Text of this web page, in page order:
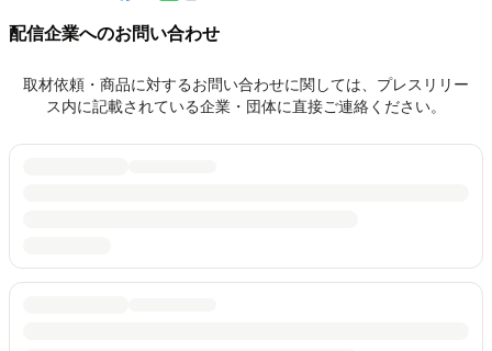
配信企業へのお問い合わせ
取材依頼・商品に対するお問い合わせに関しては、プレスリリー
ス内に記載されている企業・団体に直接ご連絡ください。